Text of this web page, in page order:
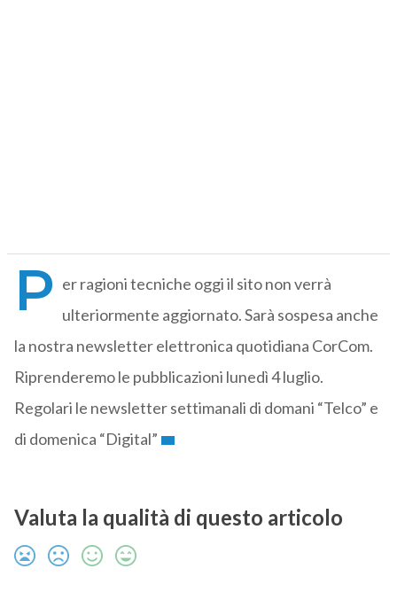
P er ragioni tecniche oggi il sito non verrà
ulteriormente aggiornato. Sarà sospesa anche
la nostra newsletter elettronica quotidiana CorCom.
Riprenderemo le pubblicazioni lunedì 4 luglio.
Regolari le newsletter settimanali di domani “Telco” e
di domenica “Digital”
Valuta la qualità di questo articolo